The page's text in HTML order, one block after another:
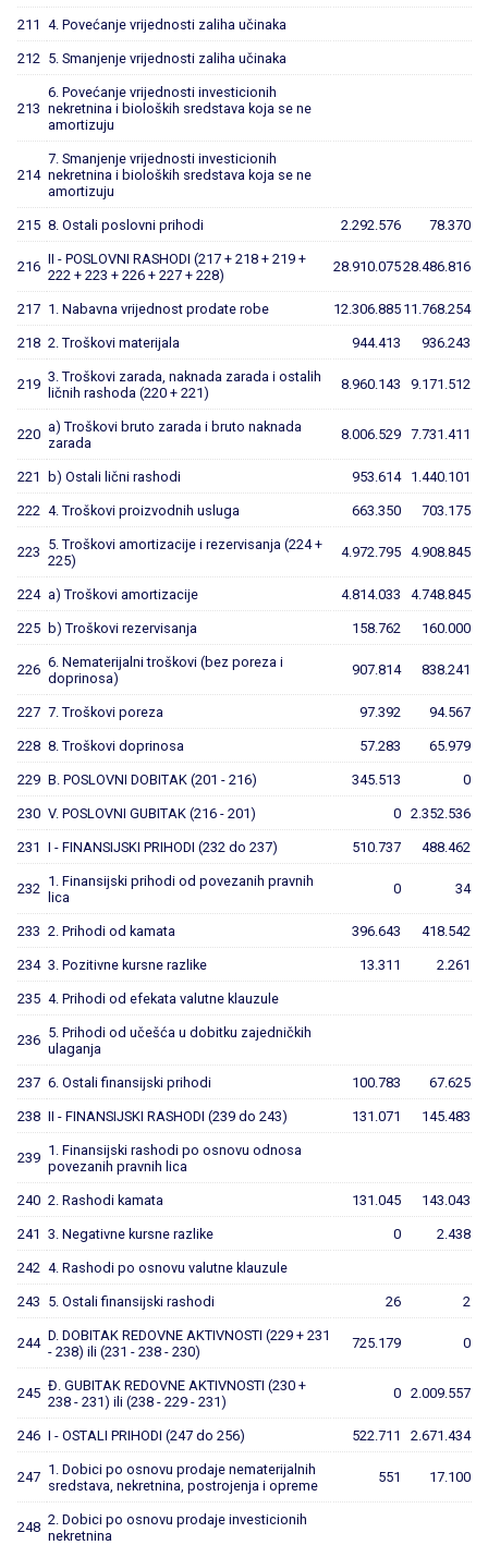
211 4. Povećanje vrijednosti zaliha učinaka
212 5. Smanjenje vrijednosti zaliha učinaka
213
6. Povećanje vrijednosti investicionih
nekretnina i bioloških sredstava koja se ne
amortizuju
214
7. Smanjenje vrijednosti investicionih
nekretnina i bioloških sredstava koja se ne
amortizuju
215 8. Ostali poslovni prihodi 2.292.576 78.370
216 II - POSLOVNI RASHODI (217 + 218 + 219 +
222 + 223 + 226 + 227 + 228)
28.910.07528.486.816
217 1. Nabavna vrijednost prodate robe 12.306.885 11.768.254
218 2. Troškovi materijala 944.413 936.243
219 3. Troškovi zarada, naknada zarada i ostalih
ličnih rashoda (220 + 221)
8.960.143 9.171.512
220 a) Troškovi bruto zarada i bruto naknada
zarada
8.006.529 7.731.411
221 b) Ostali lični rashodi 953.614 1.440.101
222 4. Troškovi proizvodnih usluga 663.350 703.175
223 5. Troškovi amortizacije i rezervisanja (224 +
225)
4.972.795 4.908.845
224 a) Troškovi amortizacije 4.814.033 4.748.845
225 b) Troškovi rezervisanja 158.762 160.000
226 6. Nematerijalni troškovi (bez poreza i
doprinosa)
907.814 838.241
227 7. Troškovi poreza 97.392 94.567
228 8. Troškovi doprinosa 57.283 65.979
229 B. POSLOVNI DOBITAK (201 - 216) 345.513 0
230 V. POSLOVNI GUBITAK (216 - 201) 0 2.352.536
231 I - FINANSIJSKI PRIHODI (232 do 237) 510.737 488.462
232 1. Finansijski prihodi od povezanih pravnih
lica
0 34
233 2. Prihodi od kamata 396.643 418.542
234 3. Pozitivne kursne razlike 13.311 2.261
235 4. Prihodi od efekata valutne klauzule
236 5. Prihodi od učešća u dobitku zajedničkih
ulaganja
237 6. Ostali finansijski prihodi 100.783 67.625
238 II - FINANSIJSKI RASHODI (239 do 243) 131.071 145.483
239 1. Finansijski rashodi po osnovu odnosa
povezanih pravnih lica
240 2. Rashodi kamata 131.045 143.043
241 3. Negativne kursne razlike 0 2.438
242 4. Rashodi po osnovu valutne klauzule
243 5. Ostali finansijski rashodi 26 2
244 D. DOBITAK REDOVNE AKTIVNOSTI (229 + 231
- 238) ili (231 - 238 - 230)
725.179 0
245 Đ. GUBITAK REDOVNE AKTIVNOSTI (230 +
238 - 231) ili (238 - 229 - 231)
0 2.009.557
246 I - OSTALI PRIHODI (247 do 256) 522.711 2.671.434
247 1. Dobici po osnovu prodaje nematerijalnih
sredstava, nekretnina, postrojenja i opreme
551 17.100
248 2. Dobici po osnovu prodaje investicionih
nekretnina